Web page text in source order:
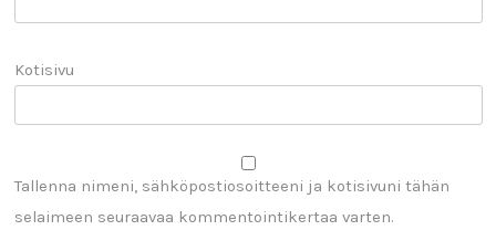
Kotisivu
Tallenna nimeni, sähköpostiosoitteeni ja kotisivuni tähän
selaimeen seuraavaa kommentointikertaa varten.